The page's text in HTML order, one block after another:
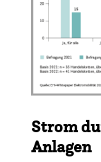
Strom
Anlagen